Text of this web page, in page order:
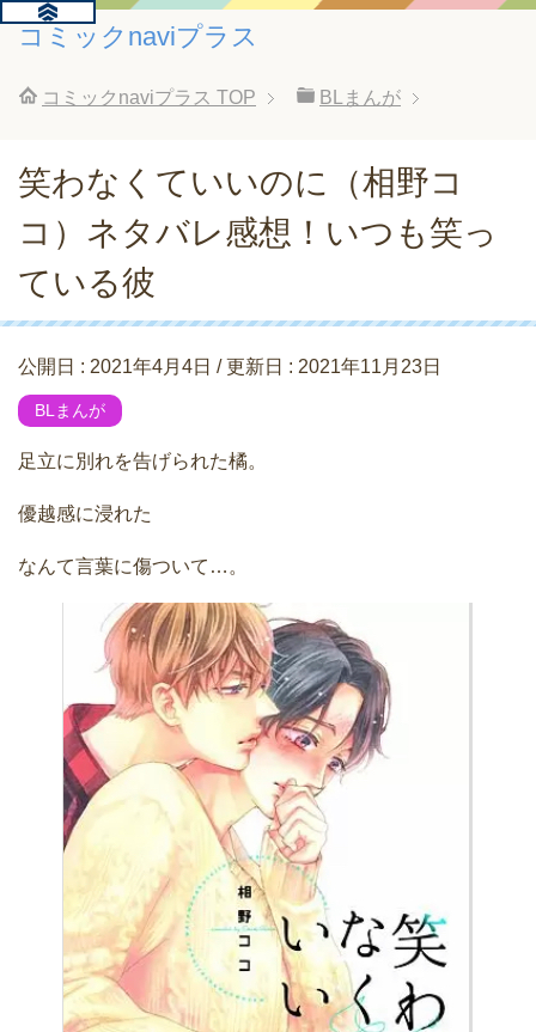
コミックnaviプラス
コミックnaviプラス TOP BLまんが
笑わなくていいのに（相野コ
コ）ネタバレ感想！いつも笑っ
ている彼
公開日 : 2021年4月4日 / 更新日 : 2021年11月23日
BLまんが
足立に別れを告げられた橘。
優越感に浸れた
なんて言葉に傷ついて…。